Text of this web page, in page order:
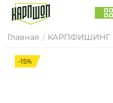
Главная / КАРПФИШИНГ
-15%